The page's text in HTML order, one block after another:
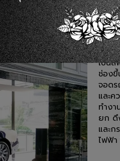
ลิฟ
เป็นลิ
ช่องขึ้
จอดร
และ
ทำงา
ยก ดึ
และก
ไฟฟ้า